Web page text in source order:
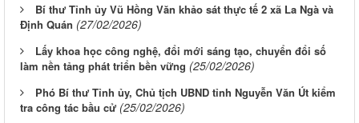
Bí thư Tỉnh ủy Vũ Hồng Văn khảo sát thực tế 2 xã La Ngà và
Định Quán (27/02/2026)
Lấy khoa học công nghệ, đổi mới sáng tạo, chuyển đổi số
làm nền tảng phát triển bền vững (25/02/2026)
Phó Bí thư Tỉnh ủy, Chủ tịch UBND tỉnh Nguyễn Văn Út kiểm
tra công tác bầu cử (25/02/2026)